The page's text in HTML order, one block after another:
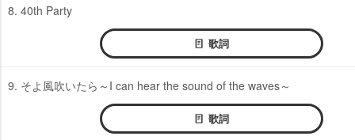
8. 40th Party
歌詞
9. そよ風吹いたら～I can hear the sound of the waves～
歌詞